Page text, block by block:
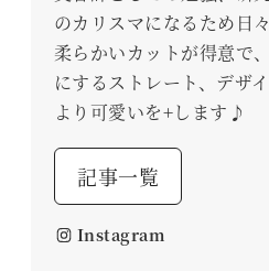
のカリスマになるため日
柔らかいカットが得意で
にするストレート、デザ
より可愛いを+します♪
記事一覧
Instagram